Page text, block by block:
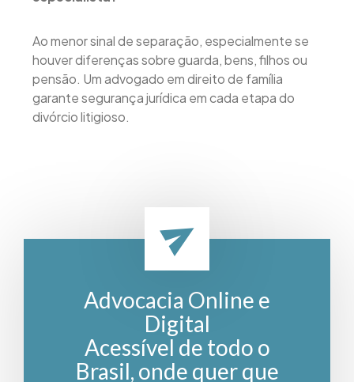
Ao menor sinal de separação, especialmente se
houver diferenças sobre guarda, bens, filhos ou
pensão. Um advogado em direito de família
garante segurança jurídica em cada etapa do
divórcio litigioso.
Advocacia Online e
Digital
Acessível de todo o
Brasil, onde quer que